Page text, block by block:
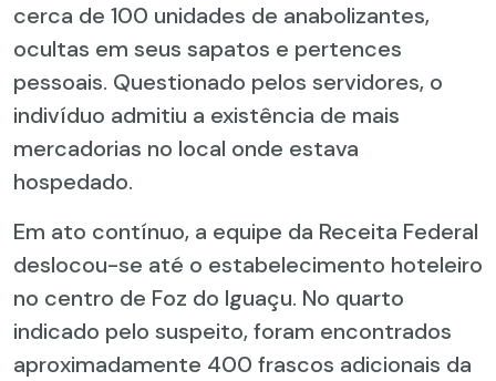
cerca de 100 unidades de anabolizantes,
ocultas em seus sapatos e pertences
pessoais. Questionado pelos servidores, o
indivíduo admitiu a existência de mais
mercadorias no local onde estava
hospedado.
Em ato contínuo, a equipe da Receita Federal
deslocou-se até o estabelecimento hoteleiro
no centro de Foz do Iguaçu. No quarto
indicado pelo suspeito, foram encontrados
aproximadamente 400 frascos adicionais da